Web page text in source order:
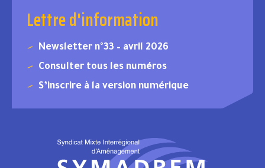
Lettre d'information
Newsletter n°33 – avril 2026
Consulter tous les numéros
S’inscrire à la version numérique